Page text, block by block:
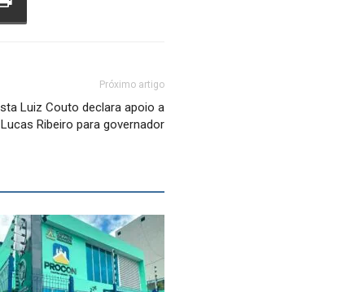
Próximo artigo
Luiz Couto declara apoio a
Lucas Ribeiro para governador